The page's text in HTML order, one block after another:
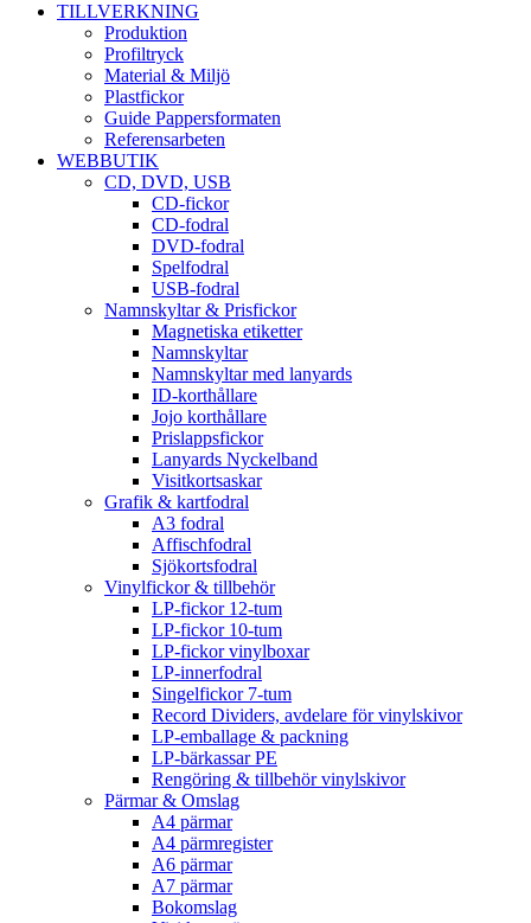
TILLVERKNING
Produktion
Profiltryck
Material & Miljö
Plastfickor
Guide Pappersformaten
Referensarbeten
WEBBUTIK
CD, DVD, USB
CD-fickor
CD-fodral
DVD-fodral
Spelfodral
USB-fodral
Namnskyltar & Prisfickor
Magnetiska etiketter
Namnskyltar
Namnskyltar med lanyards
ID-korthållare
Jojo korthållare
Prislappsfickor
Lanyards Nyckelband
Visitkortsaskar
Grafik & kartfodral
A3 fodral
Affischfodral
Sjökortsfodral
Vinylfickor & tillbehör
LP-fickor 12-tum
LP-fickor 10-tum
LP-fickor vinylboxar
LP-innerfodral
Singelfickor 7-tum
Record Dividers, avdelare för vinylskivor
LP-emballage & packning
LP-bärkassar PE
Rengöring & tillbehör vinylskivor
Pärmar & Omslag
A4 pärmar
A4 pärmregister
A6 pärmar
A7 pärmar
Bokomslag